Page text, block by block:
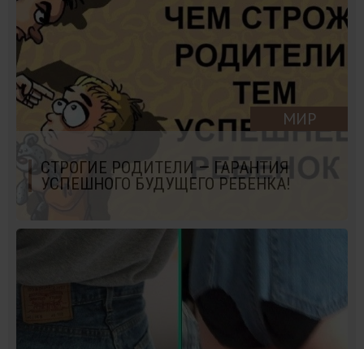
МИР
СТРОГИЕ РОДИТЕЛИ — ГАРАНТИЯ
УСПЕШНОГО БУДУЩЕГО РЕБЕНКА!